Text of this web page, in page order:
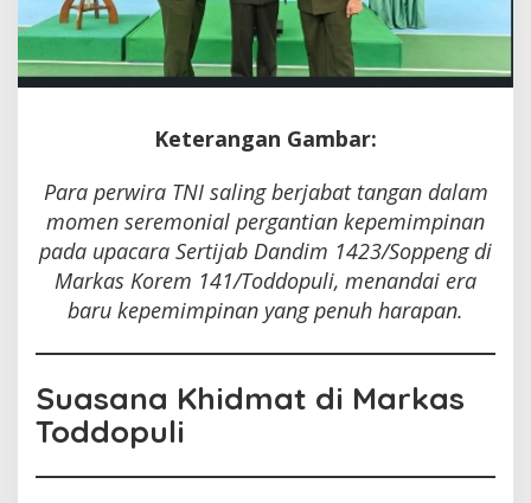
Keterangan Gambar:
Para perwira TNI saling berjabat tangan dalam
momen seremonial pergantian kepemimpinan
pada upacara Sertijab Dandim 1423/Soppeng di
Markas Korem 141/Toddopuli, menandai era
baru kepemimpinan yang penuh harapan.
Suasana Khidmat di Markas
Toddopuli